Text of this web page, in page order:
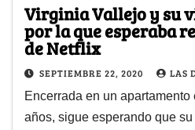
Virginia Vallejo y su
por la que esperaba
de Netflix
SEPTIEMBRE 22, 2020 LAS
Encerrada en un
años, sigue esperando que